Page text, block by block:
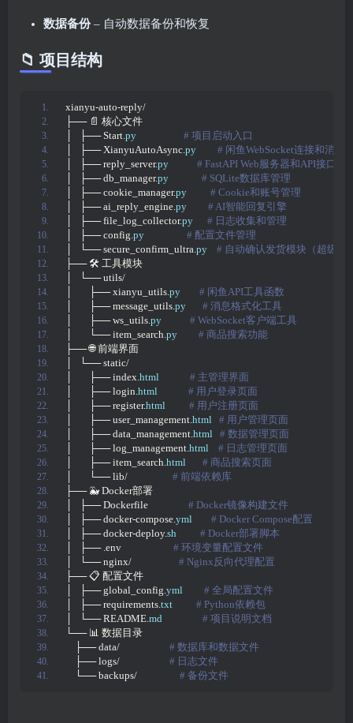
数据备份– 自动数据备份和恢复
📁 项目结构
xianyu-auto-reply/
├── 📄 核心文件
│   ├── Start.py
# 项目启动入口
│   ├── XianyuAutoAsync.py
# 闲鱼WebSocket连接和消息
│   ├── reply_server.py
# FastAPI Web服务器和API接口
│   ├── db_manager.py
# SQLite数据库管理
│   ├── cookie_manager.py
# Cookie和账号管理
│   ├── ai_reply_engine.py
# AI智能回复引擎
│   ├── file_log_collector.py
# 日志收集和管理
│   ├── config.py
# 配置文件管理
│   └── secure_confirm_ultra.py
# 自动确认发货模块（超级加
├── 🛠️ 工具模块
│   └── utils/
│       ├── xianyu_utils.py
# 闲鱼API工具函数
│       ├── message_utils.py
# 消息格式化工具
│       ├── ws_utils.py
# WebSocket客户端工具
│       └── item_search.py
# 商品搜索功能
├── 🌐 前端界面
│   └── static/
│       ├── index.html
# 主管理界面
│       ├── login.html
# 用户登录页面
│       ├── register.html
# 用户注册页面
│       ├── user_management.html # 用户管理页面
│       ├── data_management.html # 数据管理页面
│       ├── log_management.html
# 日志管理页面
│       ├── item_search.html
# 商品搜索页面
│       └── lib/
# 前端依赖库
├── 🐳 Docker部署
│   ├── Dockerfile
# Docker镜像构建文件
│   ├── docker-compose.yml
# Docker Compose配置
│   ├── docker-deploy.sh
# Docker部署脚本
│   ├── .env
# 环境变量配置文件
│   └── nginx/
# Nginx反向代理配置
├── 📋 配置文件
│   ├── global_config.yml
# 全局配置文件
│   ├── requirements.txt
# Python依赖包
│   └── README.md
# 项目说明文档
└── 📊 数据目录
    ├── data/
# 数据库和数据文件
    ├── logs/
# 日志文件
    └── backups/
# 备份文件